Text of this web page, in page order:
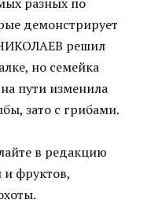
демонстрирует
решил
но семейка
пути изменила
зато с грибами.
в редакцию
фруктов,